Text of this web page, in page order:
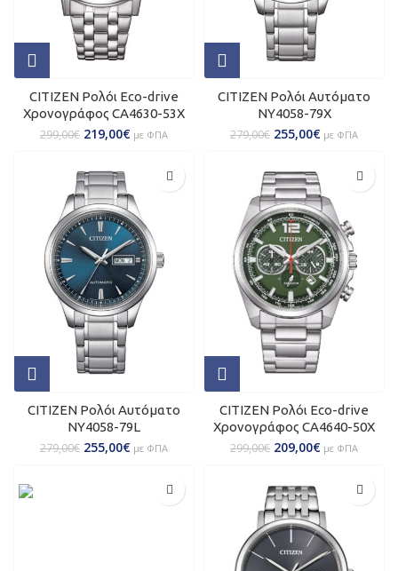
CITIZEN Ρολόι Eco-drive
Χρονογράφος CA4630-53X
299,00€ 219,00€ με ΦΠΑ
CITIZEN Ρολόι Αυτόματο
NY4058-79X
279,00€ 255,00€ με ΦΠΑ
CITIZEN Ρολόι Αυτόματο
NY4058-79L
279,00€ 255,00€ με ΦΠΑ
CITIZEN Ρολόι Eco-drive
Χρονογράφος CA4640-50X
299,00€ 209,00€ με ΦΠΑ